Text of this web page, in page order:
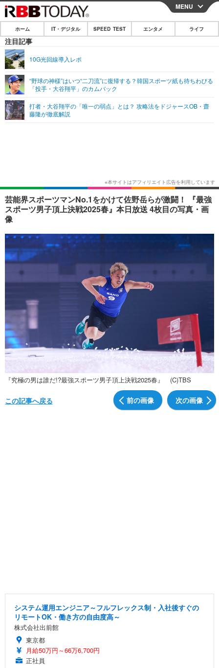
CLOSE
ホーム
IT・デジタル
ネタ
ショッピング その他
SPEED TEST
エンタメ
エンタメTOP
ショッピング その他
ライフ
MENU
ホーム IT・デジタル SPEED TEST エンタメ ライフ
注目記事
10G光回線導入レポ
“野球の神様”はいつ“二刀流”に復帰する？韓国スポーツ紙も待ちわびる
「投手・大谷翔平」のカムバック
打者・大谷翔平の「唯一の弱点」とは？ 攻略法をドジャースOB・齋
藤隆が徹底解説
芸能界スポーツマンNo.1をかけて佐野岳らが激闘！ 『最強
スポーツ男子頂上決戦2025春』本日放送 4枚目の写真・画
像
『究極の男は誰だ!?最強スポーツ男子頂上決戦2025春』 (C)TBS
前の画像 次の画像
この記事へ戻る
システム運用エンジニア～フルフレックス制・入社後すぐの
リモートOK・働き方の自由度高～
株式会社出前館
東京都
月給50万円～66万6,700円
正社員